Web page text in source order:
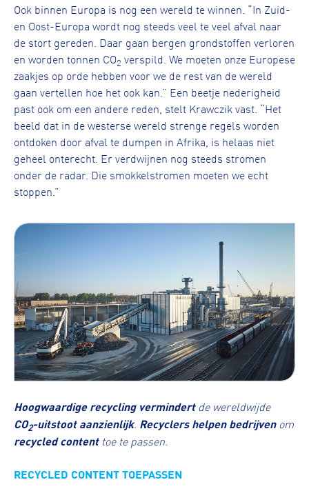
Ook binnen Europa is nog een wereld te winnen. “In Zuid-
en Oost-Europa wordt nog steeds veel te veel afval naar
de stort gereden. Daar gaan bergen grondstoffen verloren
en worden tonnen CO2 verspild. We moeten onze Europese
zaakjes op orde hebben voor we de rest van de wereld
gaan vertellen hoe het ook kan.” Een beetje nederigheid
past ook om een andere reden, stelt Krawczik vast. “Het
beeld dat in de westerse wereld strenge regels worden
ontdoken door afval te dumpen in Afrika, is helaas niet
geheel onterecht. Er verdwijnen nog steeds stromen
onder de radar. Die smokkelstromen moeten we echt
stoppen.”
Hoogwaardige recycling vermindertde wereldwijde
CO2-uitstoot aanzienlijk. Recyclers helpen bedrijvenom
recycled contenttoe te passen.
RECYCLED CONTENT TOEPASSEN